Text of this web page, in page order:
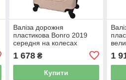
Валіза дорожня
пластикова Bonro 2019
середня на колесах
42401131
1 678₴
Купити
1